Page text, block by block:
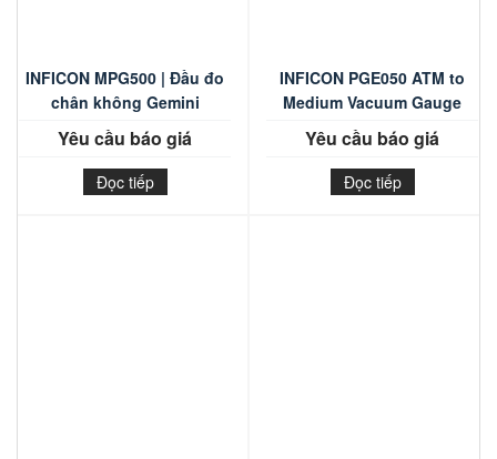
INFICON MPG500 | Đầu đo
chân không Gemini
Yêu cầu báo giá
Đọc tiếp
INFICON PGE050 ATM to
Medium Vacuum Gauge
Yêu cầu báo giá
Đọc tiếp